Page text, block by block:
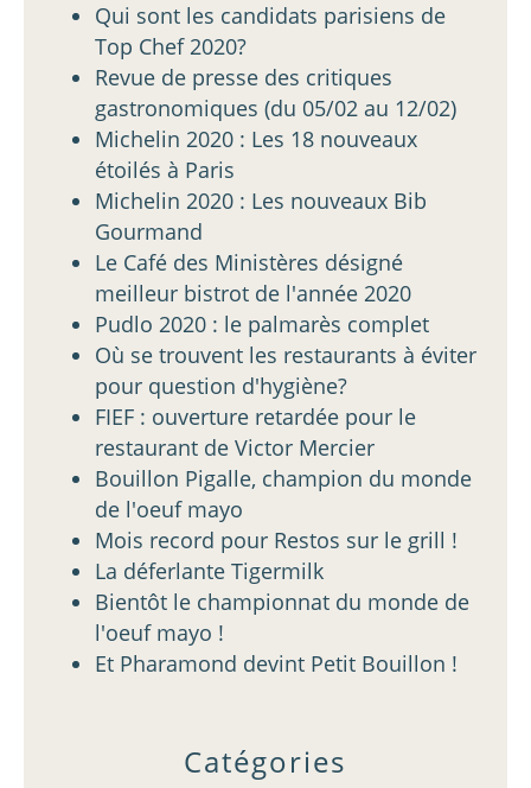
Catégories
Qui sont les candidats parisiens de
Top Chef 2020?
Revue de presse des critiques
gastronomiques (du 05/02 au 12/02)
Michelin 2020 : Les 18 nouveaux
étoilés à Paris
Michelin 2020 : Les nouveaux Bib
Gourmand
Le Café des Ministères désigné
meilleur bistrot de l'année 2020
Pudlo 2020 : le palmarès complet
Où se trouvent les restaurants à éviter
pour question d'hygiène?
FIEF : ouverture retardée pour le
restaurant de Victor Mercier
Bouillon Pigalle, champion du monde
de l'oeuf mayo
Mois record pour Restos sur le grill !
La déferlante Tigermilk
Bientôt le championnat du monde de
l'oeuf mayo !
Et Pharamond devint Petit Bouillon !